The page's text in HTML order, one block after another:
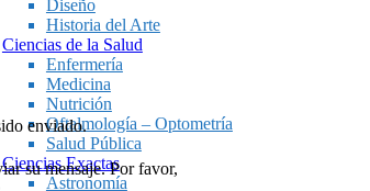
Diseño
Historia del Arte
Ciencias de la Salud
Enfermería
Medicina
Nutrición
Oftalmología – Optometría
Salud Pública
Ciencias Exactas
Astronomía
enviado.
su mensaje. Por favor,